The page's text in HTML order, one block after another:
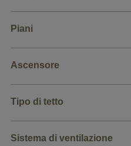
Piani
Ascensore
Tipo di tetto
Sistema di ventilazione